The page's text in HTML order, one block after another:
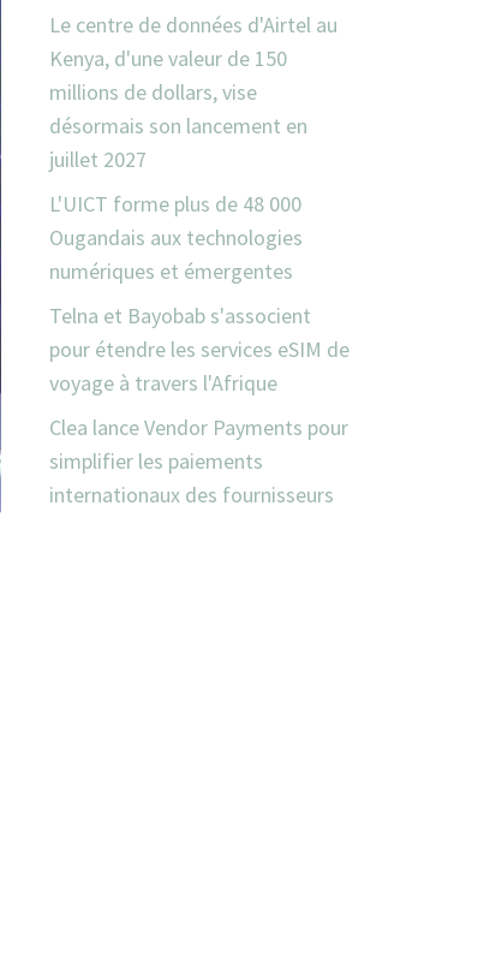
Le centre de données d'Airtel au
Kenya, d'une valeur de 150
millions de dollars, vise
désormais son lancement en
juillet 2027
L'UICT forme plus de 48 000
Ougandais aux technologies
numériques et émergentes
Telna et Bayobab s'associent
pour étendre les services eSIM de
voyage à travers l'Afrique
Clea lance Vendor Payments pour
simplifier les paiements
internationaux des fournisseurs